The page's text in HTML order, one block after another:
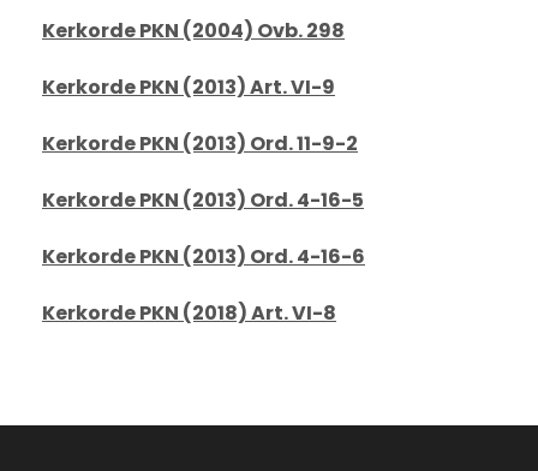
Kerkorde PKN (2004) Ovb. 298
Kerkorde PKN (2013) Art. VI-9
Kerkorde PKN (2013) Ord. 11-9-2
Kerkorde PKN (2013) Ord. 4-16-5
Kerkorde PKN (2013) Ord. 4-16-6
Kerkorde PKN (2018) Art. VI-8